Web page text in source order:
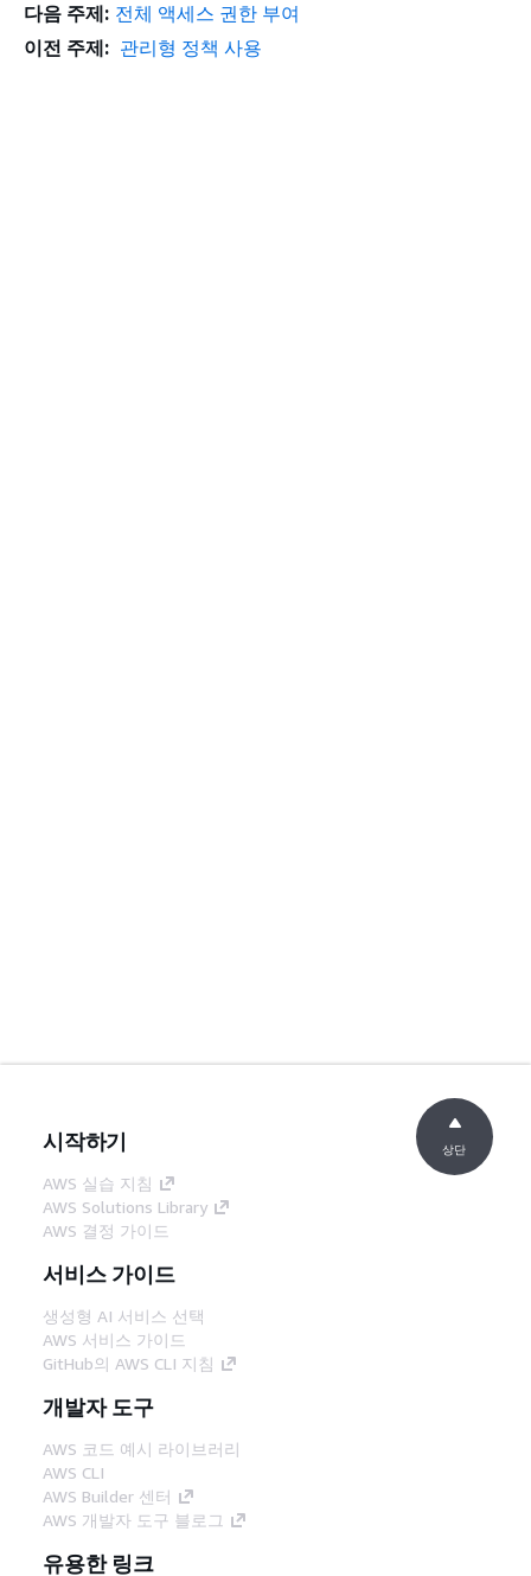
다음 주제: 전체 액세스 권한 부여
이전 주제: 관리형 정책 사용
시작하기
AWS 실습 지침
AWS Solutions Library
AWS 결정 가이드
서비스 가이드
생성형 AI 서비스 선택
AWS 서비스 가이드
GitHub의 AWS CLI 지침
개발자 도구
AWS 코드 예시 라이브러리
AWS CLI
AWS Builder 센터
AWS 개발자 도구 블로그
유용한 링크
상단